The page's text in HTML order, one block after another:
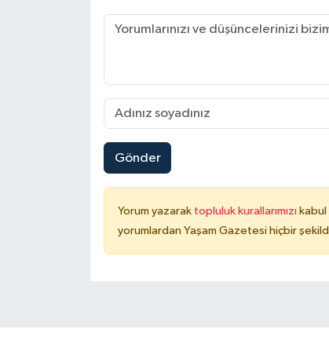
Gönder
Yorum yazarak topluluk kurallarımızı
yorumlardan Yaşam Gazetesi hiçbir